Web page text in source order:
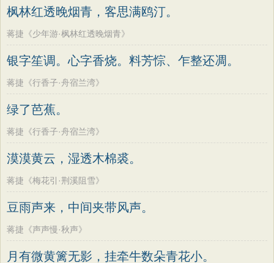
枫林红透晚烟青，客思满鸥汀。
蒋捷《少年游·枫林红透晚烟青》
银字笙调。心字香烧。料芳悰、乍整还凋。
蒋捷《行香子·舟宿兰湾》
绿了芭蕉。
蒋捷《行香子·舟宿兰湾》
漠漠黄云，湿透木棉裘。
蒋捷《梅花引·荆溪阻雪》
豆雨声来，中间夹带风声。
蒋捷《声声慢·秋声》
月有微黄篱无影，挂牵牛数朵青花小。